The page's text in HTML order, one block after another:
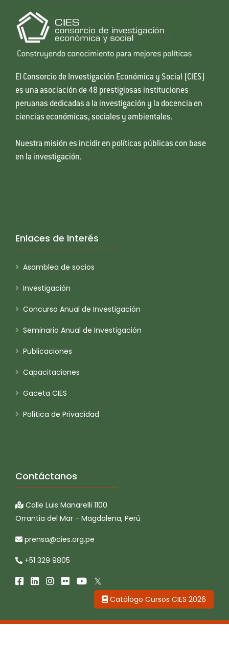
El Consorcio de Investigación Económica y Social (CIES)
es una asociación de 48 prestigiosas instituciones
peruanas dedicadas a la investigación y la docencia en
ciencias económicas, sociales y ambientales.
Nuestra misión es incidir en políticas públicas con base
en la investigación.
Enlaces de Interés
Asamblea de socios
Investigación
Concurso Anual de Investigación
Seminario Anual de Investigación
Publicaciones
Capacitaciones
Gaceta CIES
Política de Privacidad
Contáctanos
Calle Luis Manarelli 1100
Orrantia del Mar - Magdalena, Perú
prensa@cies.org.pe
+51 329 9805
Catálogo Cursos CIES 2026